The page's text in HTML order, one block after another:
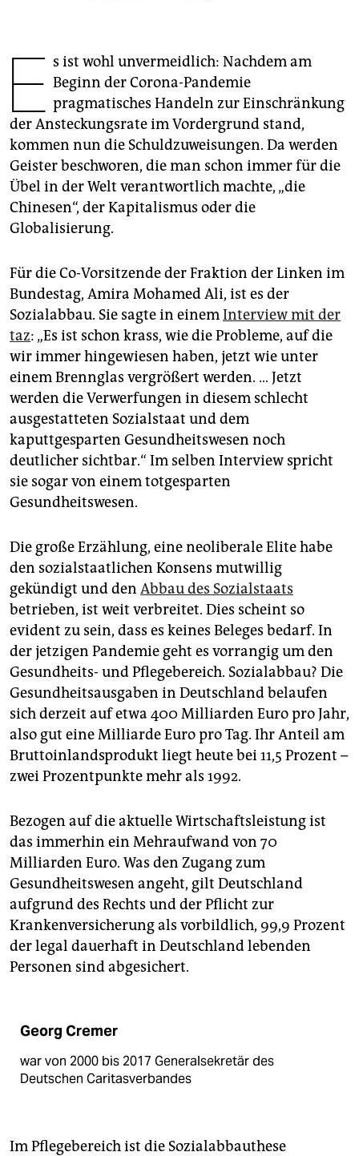
unterstützen
genossenschaft
epaper login
E s ist wohl unvermeidlich: Nachdem am
Beginn der Corona-Pandemie
pragmatisches Handeln zur Einschränkung
der Ansteckungsrate im Vordergrund stand,
kommen nun die Schuldzuweisungen. Da werden
Geister beschworen, die man schon immer für die
Übel in der Welt verantwortlich machte, „die
Chinesen“, der Kapitalismus oder die
Globalisierung.
Für die Co-Vorsitzende der Fraktion der Linken im
Bundestag, Amira Mohamed Ali, ist es der
Sozialabbau. Sie sagte in einemInterview mit der
taz: „Es ist schon krass, wie die Probleme, auf die
wir immer hingewiesen haben, jetzt wie unter
einem Brennglas vergrößert werden. … Jetzt
werden die Verwerfungen in diesem schlecht
ausgestatteten Sozialstaat und dem
kaputtgesparten Gesundheitswesen noch
deutlicher sichtbar.“ Im selben Interview spricht
sie sogar von einem totgesparten
Gesundheitswesen.
Die große Erzählung, eine neoliberale Elite habe
den sozialstaatlichen Konsens mutwillig
gekündigt und den Abbau des Sozialstaats
betrieben, ist weit verbreitet. Dies scheint so
evident zu sein, dass es keines Beleges bedarf. In
der jetzigen Pandemie geht es vorrangig um den
Gesundheits- und Pflegebereich. Sozialabbau? Die
Gesundheitsausgaben in Deutschland belaufen
sich derzeit auf etwa 400 Milliarden Euro pro Jahr,
also gut eine Milliarde Euro pro Tag. Ihr Anteil am
Bruttoinlandsprodukt liegt heute bei 11,5 Prozent –
zwei Prozentpunkte mehr als 1992.
Bezogen auf die aktuelle Wirtschaftsleistung ist
das immerhin ein Mehraufwand von 70
Milliarden Euro. Was den Zugang zum
Gesundheitswesen angeht, gilt Deutschland
aufgrund des Rechts und der Pflicht zur
Krankenversicherung als vorbildlich, 99,9 Prozent
der legal dauerhaft in Deutschland lebenden
Personen sind abgesichert.
Georg Cremer
war von 2000 bis 2017 Generalsekretär des
Deutschen Caritasverbandes
Im Pflegebereich ist die Sozialabbauthese